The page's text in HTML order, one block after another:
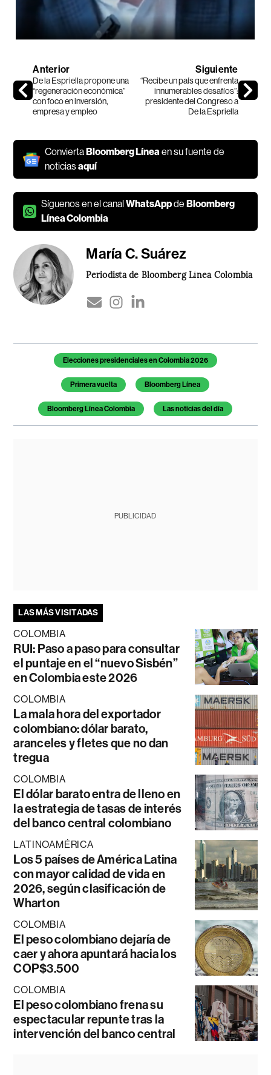
Anterior
De la Espriella propone una
“regeneración económica”
con foco en inversión,
empresa y empleo
Siguiente
“Recibe un país que enfrenta
innumerables desafíos”:
presidente del Congreso a
De la Espriella
Convierta Bloomberg Líneaen su fuente de
noticiasaquí
Síguenos en el canalWhatsAppde Bloomberg
Línea Colombia
María C. Suárez
Periodista de Bloomberg Línea Colombia
Temas de este artículo
Elecciones presidenciales en Colombia 2026
Primera vuelta Bloomberg Línea
Bloomberg Línea Colombia Las noticias del día
PUBLICIDAD
LAS MÁS VISITADAS
COLOMBIA
RUI: Paso a paso para consultar
el puntaje en el “nuevo Sisbén”
en Colombia este 2026
COLOMBIA
La mala hora del exportador
colombiano: dólar barato,
aranceles y fletes que no dan
tregua
COLOMBIA
El dólar barato entra de lleno en
la estrategia de tasas de interés
del banco central colombiano
LATINOAMÉRICA
Los 5 países de América Latina
con mayor calidad de vida en
2026, según clasificación de
Wharton
COLOMBIA
El peso colombiano dejaría de
caer y ahora apuntará hacia los
COP$3.500
COLOMBIA
El peso colombiano frena su
espectacular repunte tras la
intervención del banco central